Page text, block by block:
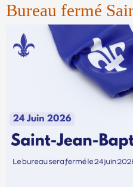
Bureau fermé